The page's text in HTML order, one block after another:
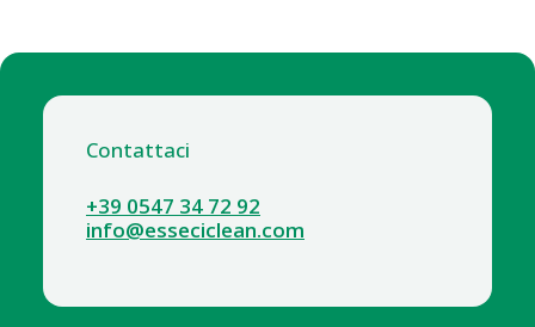
Contattaci
+39 0547 34 72 92
info@esseciclean.com